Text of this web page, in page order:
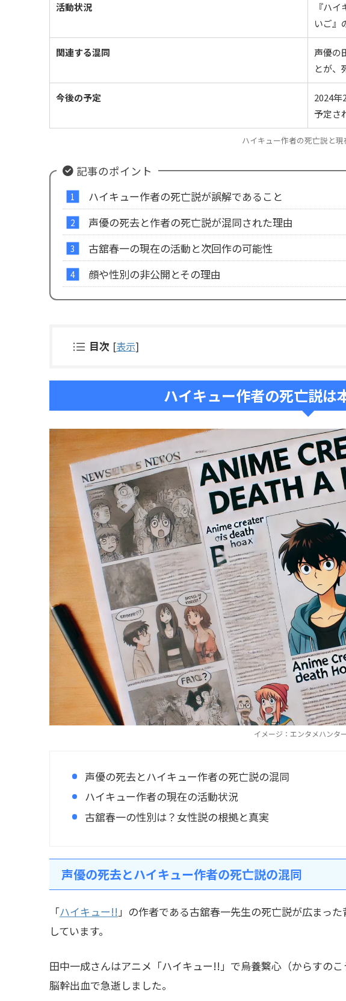
活動状況
『ハ
いご』
関連する混同
声優の
とが、
今後の予定
2024
予定さ
ハイキュー作者の死亡説と現
記事のポイント
ハイキュー作者の死亡説が誤解であること
声優の死去と作者の死亡説が混同された理由
古舘春一の現在の活動と次回作の可能性
顔や性別の非公開とその理由
目次 [表示]
ハイキュー作者の死亡説は
イメージ：エンタメハンタ
声優の死去とハイキュー作者の死亡説の混同
ハイキュー作者の現在の活動状況
古舘春一の性別は？女性説の根拠と真実
声優の死去とハイキュー作者の死亡説の混同
「ハイキュー!! 」の作者である古舘春一先生の死亡説が広まっ
しています。
田中一成さんはアニメ「ハイキュー!!」で烏養繋心（からすの
脳幹出血で急逝しました。